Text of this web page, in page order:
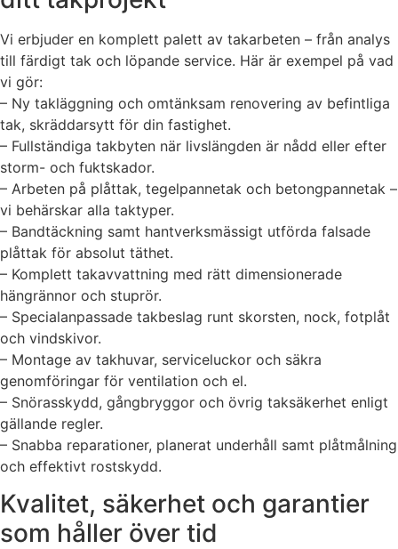
Vi erbjuder en komplett palett av takarbeten – från analys
till färdigt tak och löpande service. Här är exempel på vad
vi gör:
– Ny takläggning och omtänksam renovering av befintliga
tak, skräddarsytt för din fastighet.
– Fullständiga takbyten när livslängden är nådd eller efter
storm- och fuktskador.
– Arbeten på plåttak, tegelpannetak och betongpannetak –
vi behärskar alla taktyper.
– Bandtäckning samt hantverksmässigt utförda falsade
plåttak för absolut täthet.
– Komplett takavvattning med rätt dimensionerade
hängrännor och stuprör.
– Specialanpassade takbeslag runt skorsten, nock, fotplåt
och vindskivor.
– Montage av takhuvar, serviceluckor och säkra
genomföringar för ventilation och el.
– Snörasskydd, gångbryggor och övrig taksäkerhet enligt
gällande regler.
– Snabba reparationer, planerat underhåll samt plåtmålning
och effektivt rostskydd.
Kvalitet, säkerhet och garantier
som håller över tid